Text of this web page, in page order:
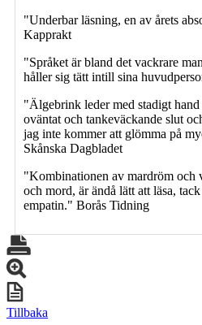
"Underbar läsning, en av årets
Kapprakt
"Språket är bland det vackrare
håller sig tätt intill sina
"Älgebrink leder med stadigt
oväntat och tankeväckande slut
jag inte kommer att glömma på
Skånska Dagbladet
"Kombinationen av mardröm och
och mord, är ändå lätt att läsa,
empatin." Borås Tidning
Tillbaka